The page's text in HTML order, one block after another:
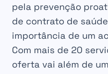
pela prevenção
de contrato de
importância de um
Com mais de 20
oferta vai além de